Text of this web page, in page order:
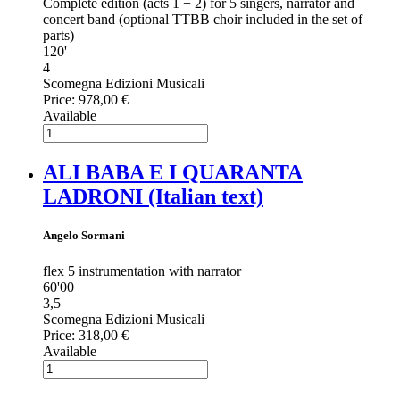
Complete edition (acts 1 + 2) for 5 singers, narrator and
concert band (optional TTBB choir included in the set of
parts)
120'
4
Scomegna Edizioni Musicali
Price: 978,00 €
Available
ALI BABA E I QUARANTA
LADRONI (Italian text)
Angelo Sormani
flex 5 instrumentation with narrator
60'00
3,5
Scomegna Edizioni Musicali
Price: 318,00 €
Available